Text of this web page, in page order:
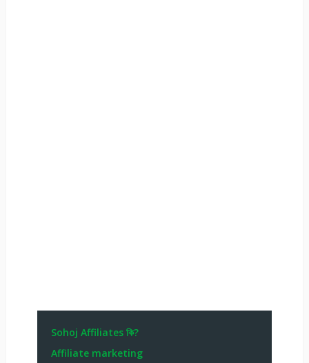
Sohoj Affiliates কি?
Affiliate marketing